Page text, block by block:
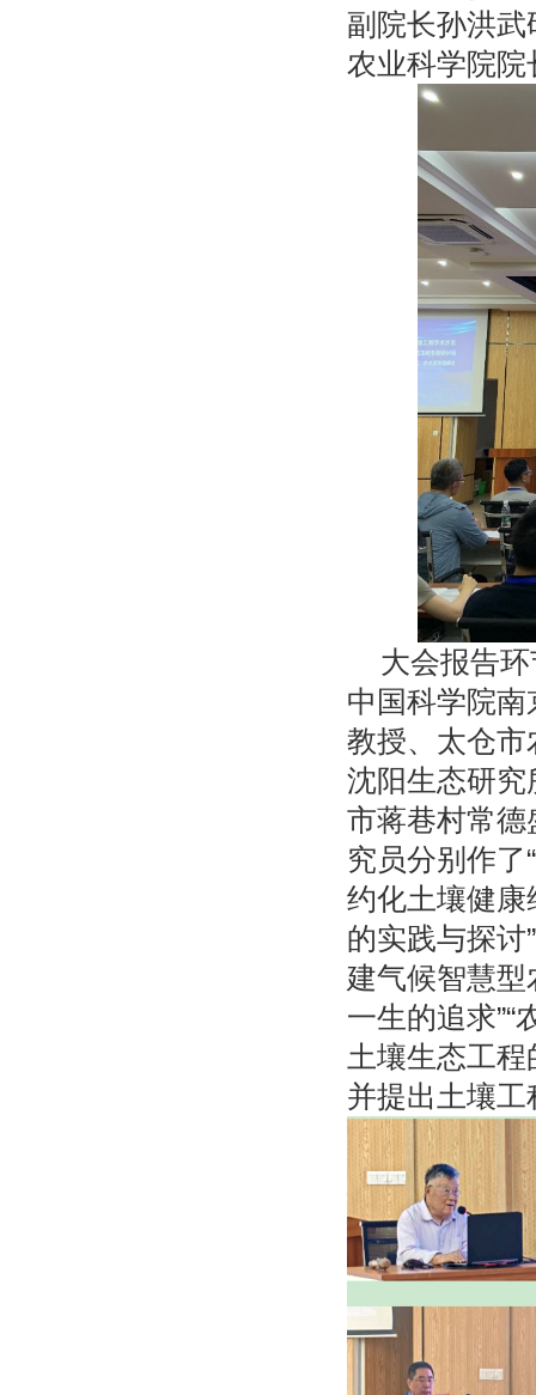
副院长孙洪
农业科学院
大会报告
中国科学院
教授、太仓
沈阳生态研
市蒋巷村常
究员分别作了
约化土壤健康
的实践与探讨
建气候智慧型
一生的追求
土壤生态工
并提出土壤